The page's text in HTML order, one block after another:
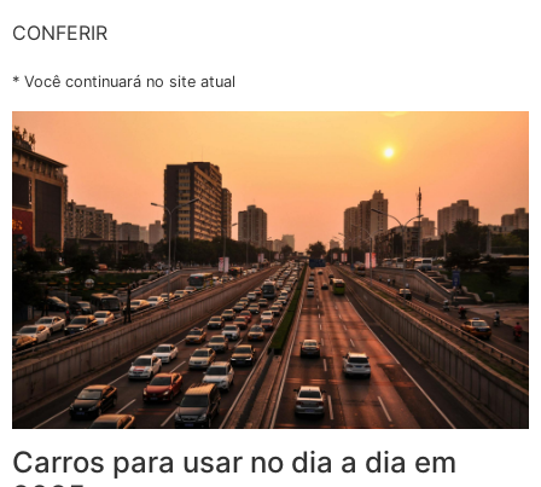
CONFERIR
* Você continuará no site atual
Carros para usar no dia a dia em